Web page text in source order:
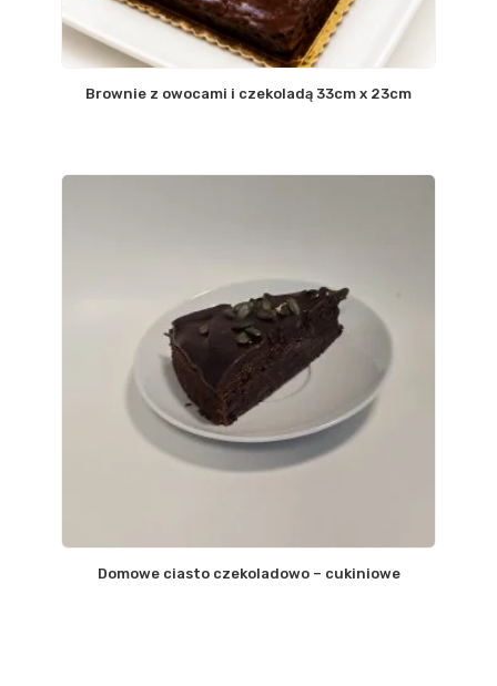
Brownie z owocami i czekoladą 33cm x 23cm
Domowe ciasto czekoladowo – cukiniowe